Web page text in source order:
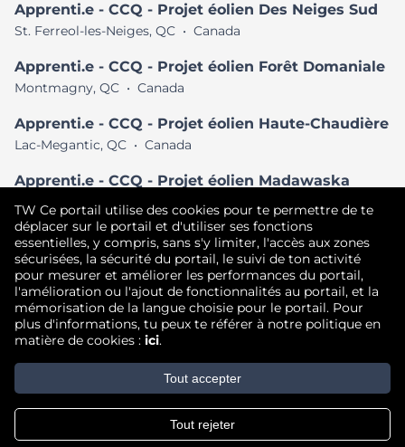
TW Ce portail utilise des cookies pour te permettre de te
déplacer sur le portail et d'utiliser ses fonctions
essentielles, y compris, sans s'y limiter, l'accès aux zones
sécurisées, la sécurité du portail, le suivi de ton activité
pour mesurer et améliorer les performances du portail,
l'amélioration ou l'ajout de fonctionnalités au portail, et la
mémorisation de la langue choisie pour le portail. Pour
plus d'informations, tu peux te référer à notre politique en
matière de cookies : ici.
Tout accepter
Tout rejeter
Apprenti.e - CCQ - Projet éolien Des Neiges Sud
St. Ferreol-les-Neiges, QC • Canada
Apprenti.e - CCQ - Projet éolien Forêt Domaniale
Montmagny, QC • Canada
Apprenti.e - CCQ - Projet éolien Haute-Chaudière
Lac-Megantic, QC • Canada
Apprenti.e - CCQ - Projet éolien Madawaska
Degelis, QC • Canada
Voir tous les postes semblables
Droit d'auteur © 2026
Conditions d'utilisation Politique de confidentialité